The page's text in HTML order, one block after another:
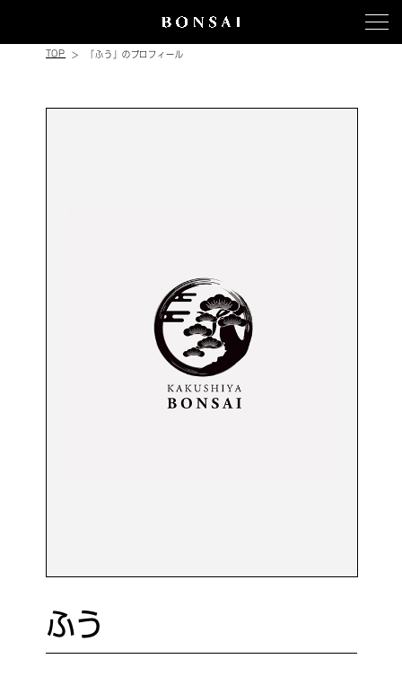
TOP 「ふう」のプロフィール
ふう